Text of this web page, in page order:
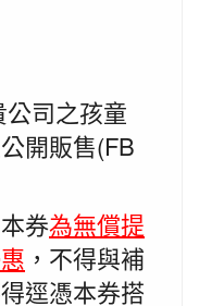
司之孩童
開販售(FB
券為無償提
， 不得與補
逕憑本券搭